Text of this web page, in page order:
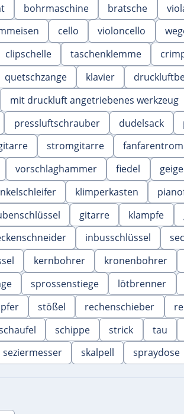
bohrmaschine bratsche
cello violoncello
clipschelle taschenklemme
quetschzange klavier
mit druckluft angetriebenes werkzeug
pressluftschrauber dudelsack
stromgitarre
vorschlaghammer fiedel geige
klimperkasten
gitarre klampfe
inbusschlüssel
kernbohrer kronenbohrer
sprossenstiege lötbrenner
stößel rechenschieber
schippe strick tau
seziermesser skalpell spraydose